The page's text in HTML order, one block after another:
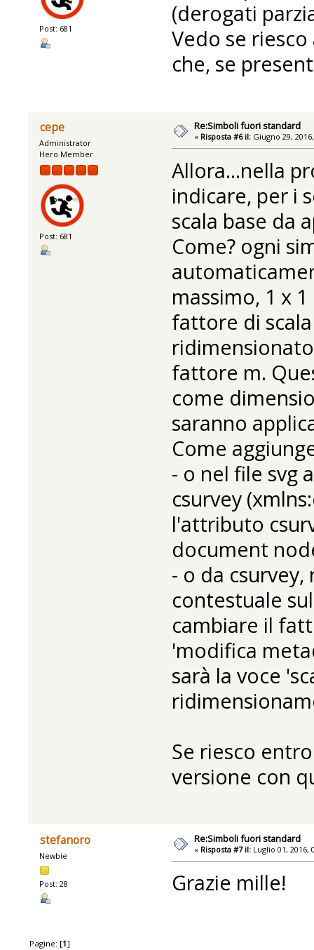
Post: 681
(derogati
Vedo se
che, se
cepe
Administrator
Hero Member
Post: 681
Re:Simboli fuori standard
« Risposta #6 il: Giugno 29,
Allora...nella
indicare, per i
scala base da
Come? ogni
massimo, 1 x
fattore di
fattore m.
come
saranno
Come
- o nel file svg
csurvey
l'attributo
document
- o da
contestuale
cambiare il
'modifica
sarà la voce
Se riesco
versione con
stefanoro
Newbie
Post: 28
Re:Simboli fuori standard
« Risposta #7 il: Luglio 01, 2016,
Grazie mille!
Pagine: [1]